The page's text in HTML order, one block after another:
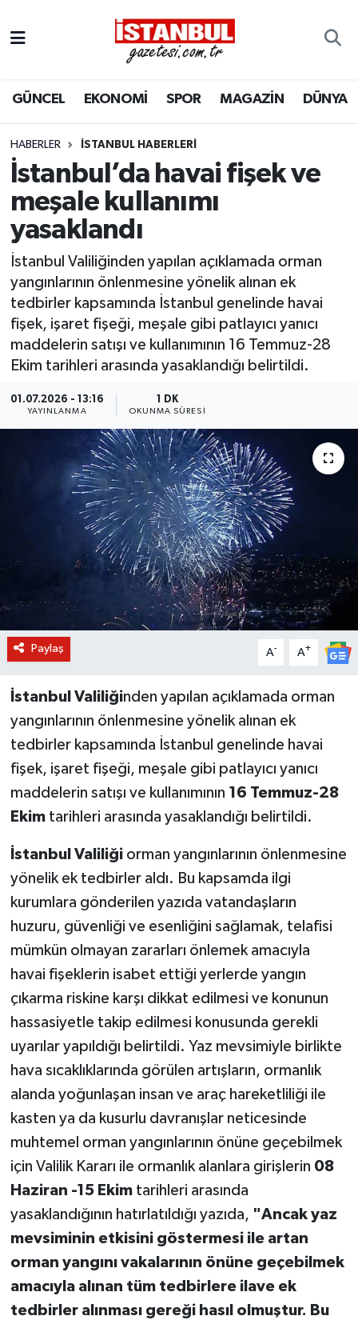
GÜNCEL EKONOMİ SPOR MAGAZİN DÜNYA
HABERLER İSTANBUL HABERLERI
İstanbul’da havai fişek ve
meşale kullanımı
yasaklandı
İstanbul Valiliğinden yapılan açıklamada orman
yangınlarının önlenmesine yönelik alınan ek
tedbirler kapsamında İstanbul genelinde havai
fişek, işaret fişeği, meşale gibi patlayıcı yanıcı
maddelerin satışı ve kullanımının 16 Temmuz-28
Ekim tarihleri arasında yasaklandığı belirtildi.
01.07.2026 - 13:16
YAYINLANMA
1 DK
OKUNMA SÜRESI
Paylaş A- A+
İstanbul Valiliğinden yapılan açıklamada orman
yangınlarının önlenmesine yönelik alınan ek
tedbirler kapsamında İstanbul genelinde havai
fişek, işaret fişeği, meşale gibi patlayıcı yanıcı
maddelerin satışı ve kullanımının 16 Temmuz-28
Ekim tarihleri arasında yasaklandığı belirtildi.
İstanbul Valiliğiorman yangınlarının önlenmesine
yönelik ek tedbirler aldı. Bu kapsamda ilgi
kurumlara gönderilen yazıda vatandaşların
huzuru, güvenliği ve esenliğini sağlamak, telafisi
mümkün olmayan zararları önlemek amacıyla
havai fişeklerin isabet ettiği yerlerde yangın
çıkarma riskine karşı dikkat edilmesi ve konunun
hassasiyetle takip edilmesi konusunda gerekli
uyarılar yapıldığı belirtildi. Yaz mevsimiyle birlikte
hava sıcaklıklarında görülen artışların, ormanlık
alanda yoğunlaşan insan ve araç hareketliliği ile
kasten ya da kusurlu davranışlar neticesinde
muhtemel orman yangınlarının önüne geçebilmek
için Valilik Kararı ile ormanlık alanlara girişlerin 08
Haziran -15 Ekim tarihleri arasında
yasaklandığının hatırlatıldığı yazıda, "Ancak yaz
mevsiminin etkisini göstermesi ile artan
orman yangını vakalarının önüne geçebilmek
amacıyla alınan tüm tedbirlere ilave ek
tedbirler alınması gereği hasıl olmuştur. Bu
EKONOMİ
İSTANBUL
DÜNYA
SPOR
MAGAZİN
KÜLTÜR SANAT
SAĞLIK
OTOMOBİL
KURUMSAL
Nöbetçi Eczaneler
Hava Durumu
Trafik Durumu
Süper Lig Puan Durumu ve Fikstür
Tüm Manşetler
Son Dakika Haberleri
Haber Arşivi